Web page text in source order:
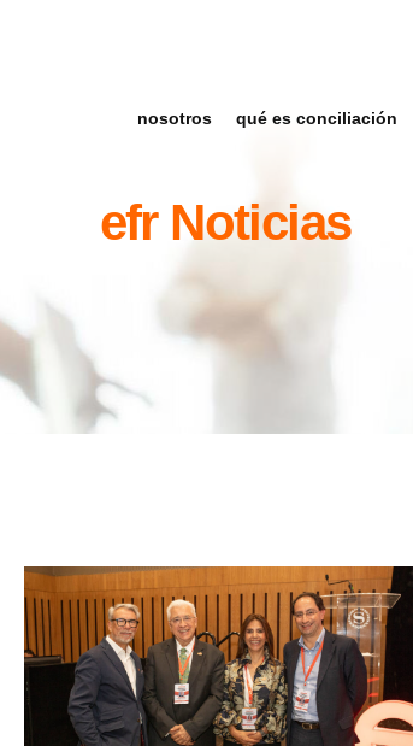
nosotros qué es conciliación
efr Noticias